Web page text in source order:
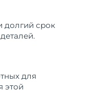
долгий срок
для
этой